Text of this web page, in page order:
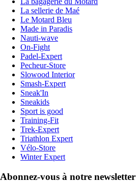
La sellerie de Maé
Le Motard Bleu
Made in Paradis
Nauti-wave
On-Fight
Padel-Expert
Pecheur-Store
Slowood Interior
Smash-Expert
Sneak'In
Sneakids
Sport is good
Training-Fit
Trek-Expert
Triathlon Expert
Vélo-Store
Winter Expert
Abonnez-vous à notre newsletter